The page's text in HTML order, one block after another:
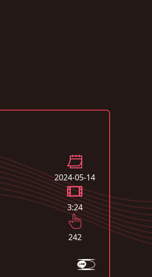
2024-05-14
3:24
242